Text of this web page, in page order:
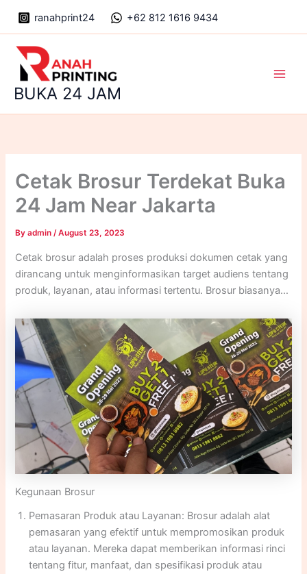
ranahprint24 +62 812 1616 9434
BUKA 24 JAM
Cetak Brosur Terdekat Buka
24 Jam Near Jakarta
Byadmin/August 23, 2023
Cetak brosur adalah proses produksi dokumen cetak yang
dirancang untuk menginformasikan target audiens tentang
produk, layanan, atau informasi tertentu. Brosur biasanya
desain lainnya untuk mempresentasikan informasi dengan
cara yang menarik dan mudah dipahami.
Kegunaan Brosur
Pemasaran Produk atau Layanan: Brosur adalah alat
pemasaran yang efektif untuk mempromosikan produk
atau layanan. Mereka dapat memberikan informasi rinci
tentang fitur, manfaat, dan spesifikasi produk atau